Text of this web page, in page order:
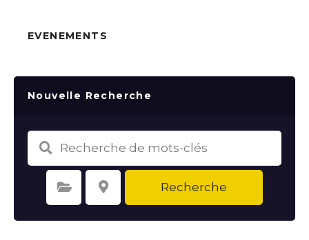
EVENEMENTS
Nouvelle Recherche
Sélectionnez une catégorie Sélectionnez le lieu Recherche